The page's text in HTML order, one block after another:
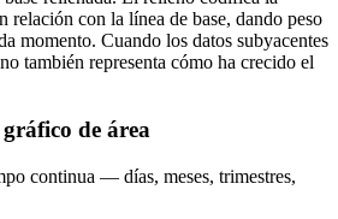
relación con la línea de base, dando peso
momento. Cuando los datos subyacentes
también representa cómo ha crecido el
de área
continua — días, meses, trimestres,